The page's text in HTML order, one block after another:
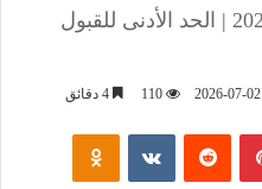
تنسيق الثانوية العامة 2026/2027 | الحد الأدنى للقبول
2026-07-02
110
بينتيريست